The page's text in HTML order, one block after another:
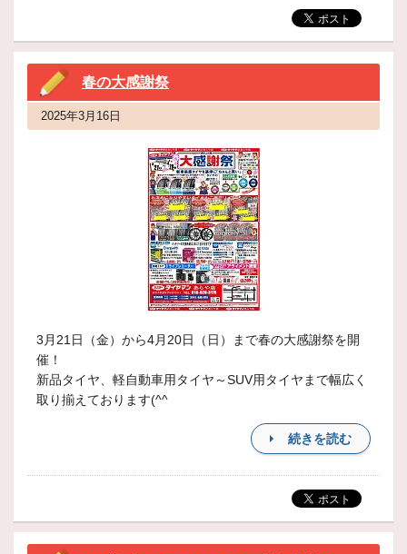
春の大感謝祭
2025年3月16日
3月21日（金）から4月20日（日）まで春の大感謝祭を開
催！
新品タイヤ、軽自動車用タイヤ～SUV用タイヤまで幅広く
取り揃えております(^^
続きを読む